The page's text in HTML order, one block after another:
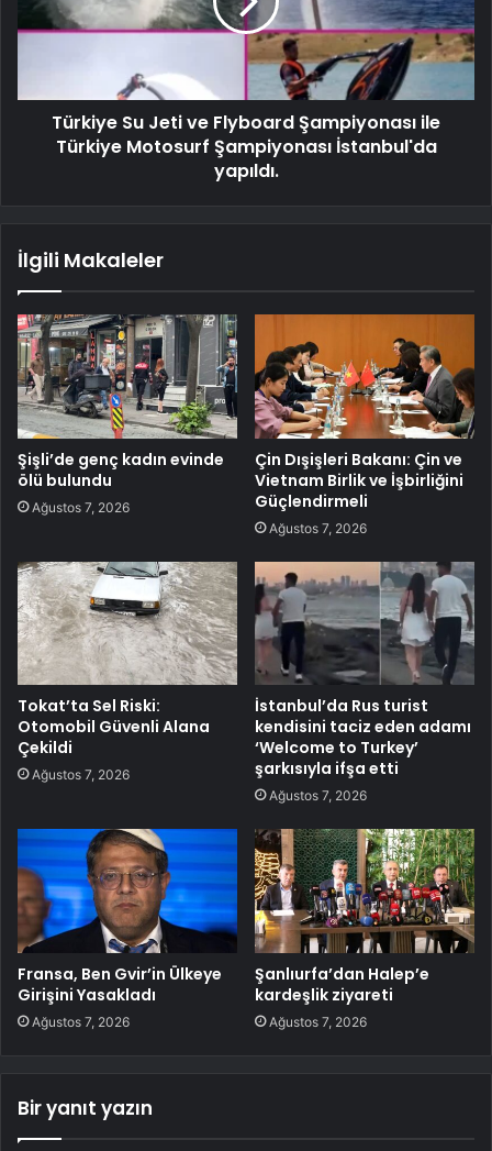
Türkiye Su Jeti ve Flyboard Şampiyonası ile
Türkiye Motosurf Şampiyonası İstanbul'da
yapıldı.
İlgili Makaleler
Şişli’de genç kadın evinde
ölü bulundu
Ağustos 7, 2026
Çin Dışişleri Bakanı: Çin ve
Vietnam Birlik ve İşbirliğini
Güçlendirmeli
Ağustos 7, 2026
Tokat’ta Sel Riski:
Otomobil Güvenli Alana
Çekildi
Ağustos 7, 2026
İstanbul’da Rus turist
kendisini taciz eden adamı
‘Welcome to Turkey’
şarkısıyla ifşa etti
Ağustos 7, 2026
Fransa, Ben Gvir’in Ülkeye
Girişini Yasakladı
Ağustos 7, 2026
Şanlıurfa’dan Halep’e
kardeşlik ziyareti
Ağustos 7, 2026
Bir yanıt yazın